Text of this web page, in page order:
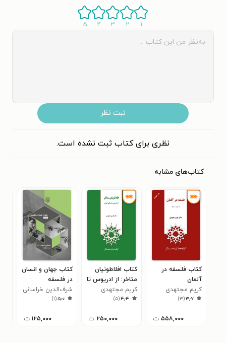
۱ ۲ ۳ ۴ ۵
ثبت نظر
نظری برای کتاب ثبت نشده است.
کتاب‌های مشابه
کتاب فلسفه در
آلمان
کریم مجتهدی
۳٫۷(۳)
۵۵۸,۰۰۰ ت
کتاب افلاطونیان
متاخر: از ادریوس تا
ویکتور کوزن
کریم مجتهدی
۴٫۴(۵)
۲۵۰,۰۰۰ ت
کتاب جهان و انسان
در فلسفه
شرف‌الدین خراسانی
۵٫۰(۱)
۱۲۵,۰۰۰ ت